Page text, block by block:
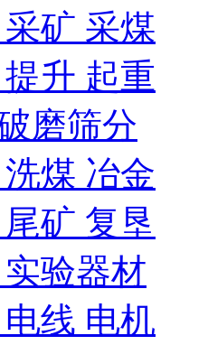
矿 采煤
升 起重
磨筛分
煤 冶金
矿 复垦
验器材
线 电机